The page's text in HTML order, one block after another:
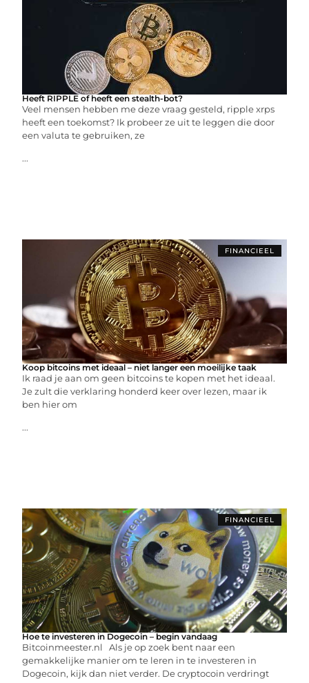
Heeft RIPPLE of heeft een stealth-bot?
Veel mensen hebben me deze vraag gesteld, ripple xrps
heeft een toekomst? Ik probeer ze uit te leggen die door
een valuta te gebruiken, ze
...
FINANCIEEL
Koop bitcoins met ideaal – niet langer een moeilijke taak
Ik raad je aan om geen bitcoins te kopen met het ideaal.
Je zult die verklaring honderd keer over lezen, maar ik
ben hier om
...
FINANCIEEL
Hoe te investeren in Dogecoin – begin vandaag
Bitcoinmeester.nl Als je op zoek bent naar een
gemakkelijke manier om te leren in te investeren in
Dogecoin, kijk dan niet verder. De cryptocoin verdringt